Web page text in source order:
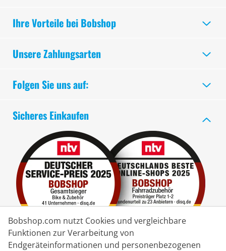
Ihre Vorteile bei Bobshop
Unsere Zahlungsarten
Folgen Sie uns auf:
Sicheres Einkaufen
Bobshop.com nutzt Cookies und vergleichbare
Funktionen zur Verarbeitung von
Endgeräteinformationen und personenbezogenen